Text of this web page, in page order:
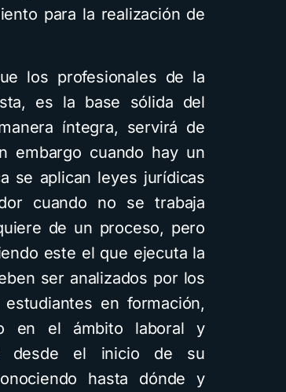
para la realización de
los profesionales de la
es la base sólida del
íntegra, servirá de
embargo cuando hay un
se aplican leyes jurídicas
cuando no se trabaja
de un proceso, pero
este el que ejecuta la
ser analizados por los
en formación,
en el ámbito laboral y
desde el inicio de su
hasta dónde y